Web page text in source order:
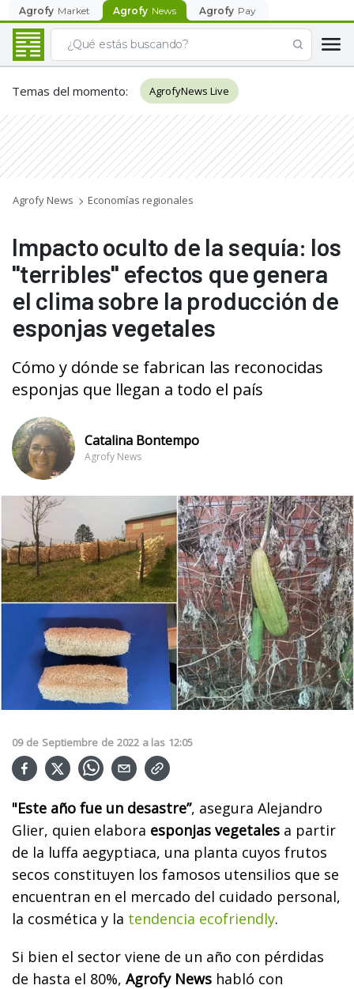
Agrofy Market Agrofy News Agrofy Pay
Temas del momento: AgrofyNews Live
Agrofy News Economías regionales
Impacto oculto de la sequía: los
"terribles" efectos que genera
el clima sobre la producción de
esponjas vegetales
Cómo y dónde se fabrican las reconocidas
esponjas que llegan a todo el país
Catalina Bontempo
Agrofy News
09 de Septiembre de 2022 a las 12:05
"Este año fue un desastre”, asegura Alejandro
Glier, quien elabora esponjas vegetales a partir
de la luffa aegyptiaca, una planta cuyos frutos
secos constituyen los famosos utensilios que se
encuentran en el mercado del cuidado personal,
la cosmética y la tendencia ecofriendly.
Si bien el sector viene de un año con pérdidas
de hasta el 80%, Agrofy News habló con